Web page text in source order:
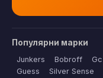
Популярни марки
Junkers Bobroff Gc
Guess
Silver Sense